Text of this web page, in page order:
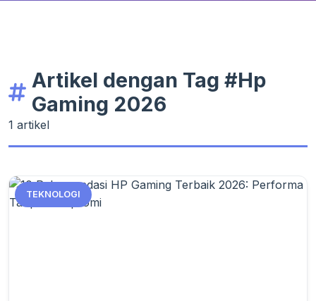
Artikel dengan Tag #Hp
Gaming 2026
1 artikel
TEKNOLOGI